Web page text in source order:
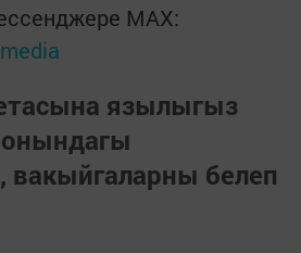
MАХ:
язылыгыз
белеп